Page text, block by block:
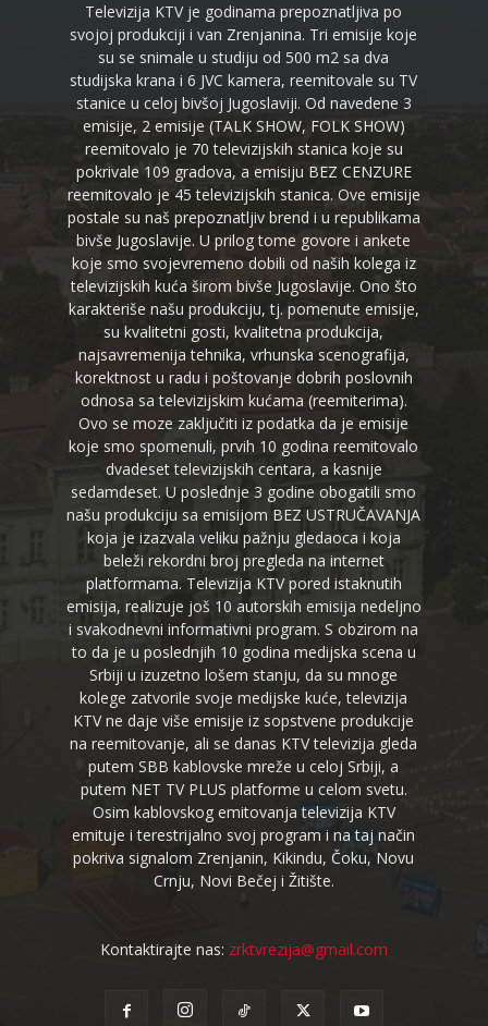
Televizija KTV je godinama prepoznatljiva po
svojoj produkciji i van Zrenjanina. Tri emisije koje
su se snimale u studiju od 500 m2 sa dva
studijska krana i 6 JVC kamera, reemitovale su TV
stanice u celoj bivšoj Jugoslaviji. Od navedene 3
emisije, 2 emisije (TALK SHOW, FOLK SHOW)
reemitovalo je 70 televizijskih stanica koje su
pokrivale 109 gradova, a emisiju BEZ CENZURE
reemitovalo je 45 televizijskih stanica. Ove emisije
postale su naš prepoznatljiv brend i u republikama
bivše Jugoslavije. U prilog tome govore i ankete
koje smo svojevremeno dobili od naših kolega iz
televizijskih kuća širom bivše Jugoslavije. Ono što
karakteriše našu produkciju, tj. pomenute emisije,
su kvalitetni gosti, kvalitetna produkcija,
najsavremenija tehnika, vrhunska scenografija,
korektnost u radu i poštovanje dobrih poslovnih
odnosa sa televizijskim kućama (reemiterima).
Ovo se moze zaključiti iz podatka da je emisije
koje smo spomenuli, prvih 10 godina reemitovalo
dvadeset televizijskih centara, a kasnije
sedamdeset. U poslednje 3 godine obogatili smo
našu produkciju sa emisijom BEZ USTRUČAVANJA
koja je izazvala veliku pažnju gledaoca i koja
beleži rekordni broj pregleda na internet
platformama. Televizija KTV pored istaknutih
emisija, realizuje još 10 autorskih emisija nedeljno
i svakodnevni informativni program. S obzirom na
to da je u poslednjih 10 godina medijska scena u
Srbiji u izuzetno lošem stanju, da su mnoge
kolege zatvorile svoje medijske kuće, televizija
KTV ne daje više emisije iz sopstvene produkcije
na reemitovanje, ali se danas KTV televizija gleda
putem SBB kablovske mreže u celoj Srbiji, a
putem NET TV PLUS platforme u celom svetu.
Osim kablovskog emitovanja televizija KTV
emituje i terestrijalno svoj program i na taj način
pokriva signalom Zrenjanin, Kikindu, Čoku, Novu
Crnju, Novi Bečej i Žitište.
Kontaktirajte nas: zrktvrezija@gmail.com